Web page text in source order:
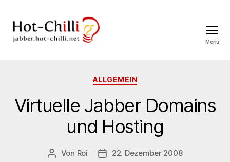
Menü
Kategorien
ALLGEMEIN
Virtuelle Jabber Domains
und Hosting
Beitragsautor
Von Roi Veröffentlichungsdatum
22. Dezember 2008